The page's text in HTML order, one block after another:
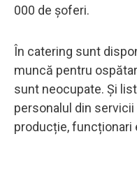
000 de șoferi.
În catering sunt
muncă pentru
sunt neocupate. Și
personalul din
producție, funcționari